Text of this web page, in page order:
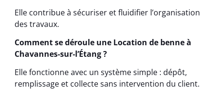
Elle contribue à sécuriser et fluidifier l’organisation
des travaux.
Comment se déroule une Location de benne à
Chavannes-sur-l’Étang ?
Elle fonctionne avec un système simple : dépôt,
remplissage et collecte sans intervention du client.